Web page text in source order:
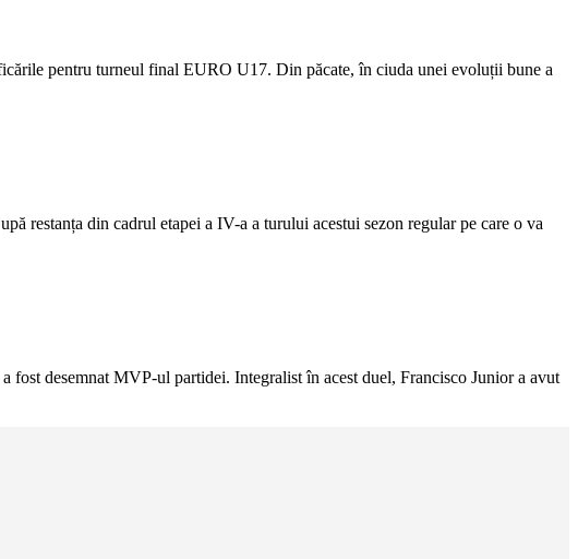
pentru turneul final EURO U17. Din păcate, în ciuda unei evoluții bune a
restanța din cadrul etapei a IV-a a turului acestui sezon regular pe care o va
desemnat MVP-ul partidei. Integralist în acest duel, Francisco Junior a avut